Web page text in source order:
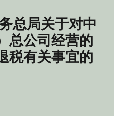
总局关于对中
总公司经营的
税有关事宜的